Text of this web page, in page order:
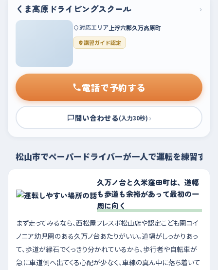
くま高原ドライビングスクール ›
対応エリア 上浮穴郡久万高原町
講習ガイド認定
電話で予約する
問い合わせる(入力30秒) ›
松山市でペーパードライバーが一人で運転を練習する
久万ノ台と久米窪田町は、道幅
も歩道も余裕があって最初の一
周に向く
まず走ってみるなら、西松屋フレスポ松山店や認定こども園コイ
ノニア幼児園のある久万ノ台あたりがいい。道幅がしっかりあっ
て、歩道が縁石でくっきり分かれているから、歩行者や自転車が
急に車道側へ出てくる心配が少なく、車線の真ん中に落ち着いて